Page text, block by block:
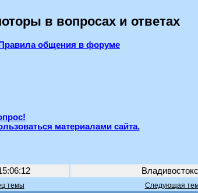
в вопросах и ответах
общения в форуме
материалами сайта.
темы Следующая